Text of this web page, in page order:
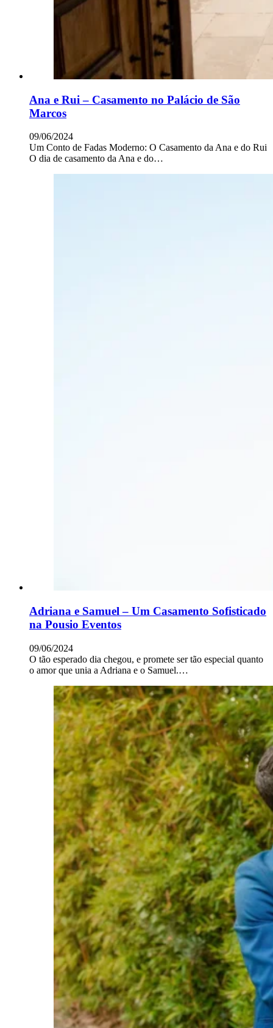
Ana e Rui – Casamento no Palácio de São
Marcos
09/06/2024
Um Conto de Fadas Moderno: O Casamento da Ana e do Rui
O dia de casamento da Ana e do…
Adriana e Samuel – Um Casamento Sofisticado
na Pousio Eventos
09/06/2024
O tão esperado dia chegou, e promete ser tão especial quanto
o amor que unia a Adriana e o Samuel.…